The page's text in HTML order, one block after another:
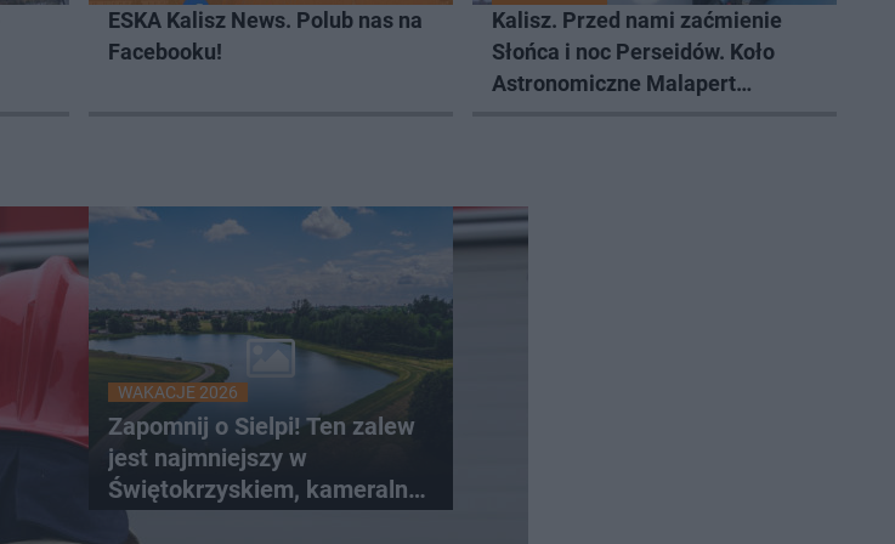
ESKA Kalisz News. Polub nas na
Facebooku!
Kalisz. Przed nami zaćmienie
Słońca i noc Perseidów. Koło
Astronomiczne Malapert
WAKACJE 2026
Zapomnij o Sielpi! Ten zalew
jest najmniejszy w
Świętokrzyskiem, kameralny i
bez tłumów